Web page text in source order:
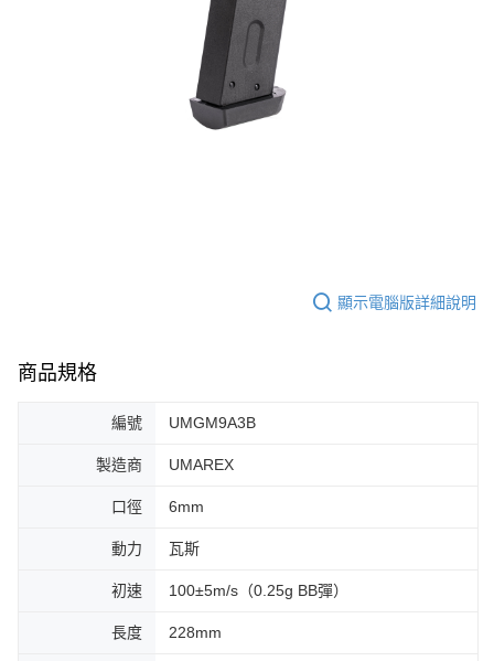
顯示電腦版詳細說明
商品規格
編號 UMGM9A3B
製造商 UMAREX
口徑 6mm
動力 瓦斯
初速 100±5m/s（0.25g BB彈）
長度 228mm